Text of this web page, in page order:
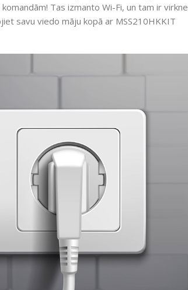
Tas izmanto Wi-Fi, un tam ir virkne
savu viedo māju kopā ar MSS210HKKIT